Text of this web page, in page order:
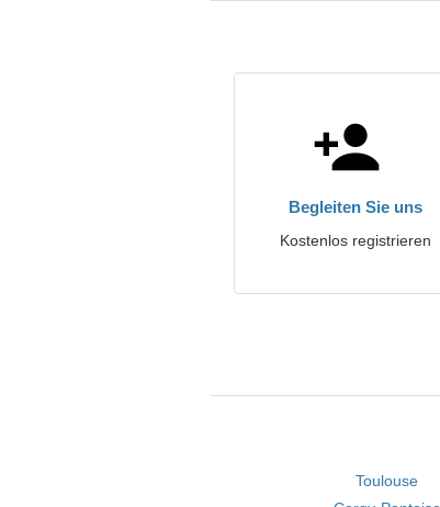
Begleiten Sie uns
Kostenlos registrieren
Toulouse